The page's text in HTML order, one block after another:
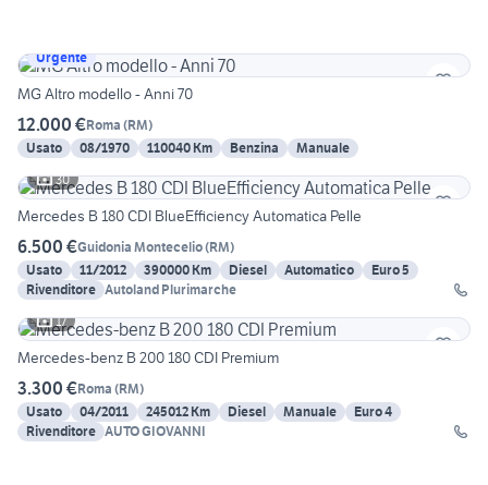
Urgente
MG Altro modello - Anni 70
12.000 €Roma (RM)
Usato
08/1970 110040 Km Benzina
Manuale
30
Mercedes B 180 CDI BlueEfficiency Automatica Pelle
6.500 €Guidonia Montecelio(RM)
Usato
11/2012 390000 Km Diesel Automatico
Euro 5
Rivenditore Autoland Plurimarche
17
Mercedes-benz B 200 180 CDI Premium
3.300 €Roma (RM)
Usato
04/2011 245012 Km Diesel Manuale
Euro 4
Rivenditore AUTO GIOVANNI